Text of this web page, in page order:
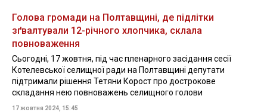
Голова громади на Полтавщині, де підлітки
зґвалтували 12-річного хлопчика, склала
повноваження
Сьогодні, 17 жовтня, під час пленарного засідання сесії
Котелевської селищної ради на Полтавщині депутати
підтримали рішення Тетяни Корост про дострокове
складання нею повноважень селищного голови
17 жовтня 2024, 15:45